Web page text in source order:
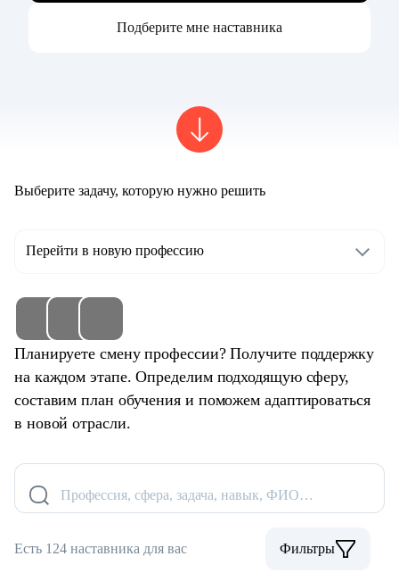
Подберите мне наставника
Выберите задачу, которую нужно решить
Перейти в новую профессию
Планируете смену профессии? Получите поддержку
на каждом этапе. Определим подходящую сферу,
составим план обучения и поможем адаптироваться
в новой отрасли.
Профессия, сфера, задача, навык, ФИО…
Есть 124 наставника для вас Фильтры